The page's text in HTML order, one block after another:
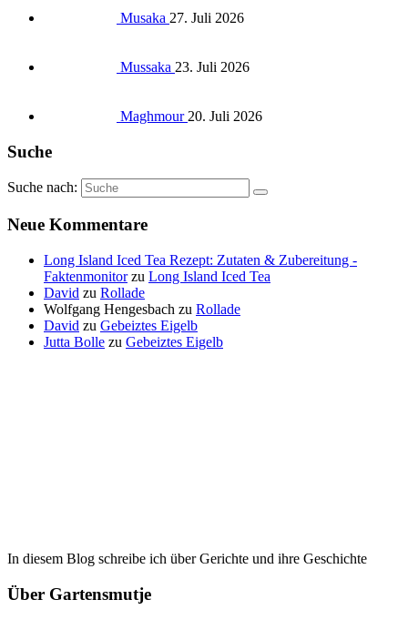
Musaka 27. Juli 2026
Mussaka 23. Juli 2026
Maghmour 20. Juli 2026
Suche
Suche nach:
Neue Kommentare
Long Island Iced Tea Rezept: Zutaten & Zubereitung -
Faktenmonitorzu Long Island Iced Tea
David zu Rollade
Wolfgang Hengesbach zu Rollade
David zu Gebeiztes Eigelb
Jutta Bolle zu Gebeiztes Eigelb
In diesem Blog schreibe ich über Gerichte und ihre Geschichte
Über Gartensmutje